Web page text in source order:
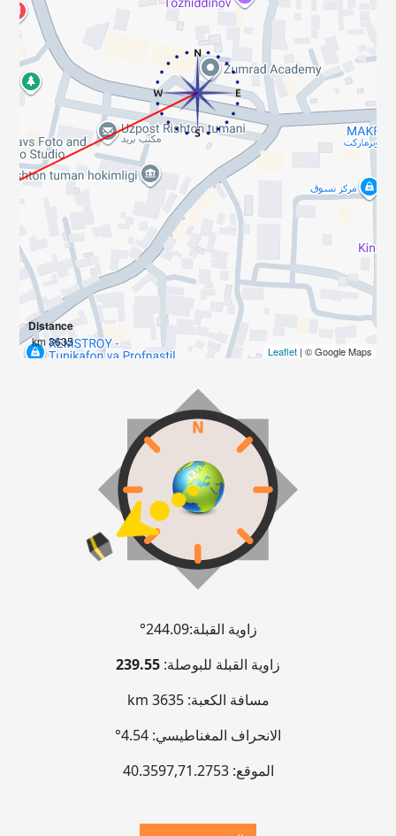
Distance
3635 km
Leaflet| © Google Maps
زاوية القبلة:244.09°
زاوية القبلة للبوصلة: 239.55
مسافة الكعبة:3635 km
الانحراف المغناطيسي: 4.54°
الموقع:
40.3597,71.2753